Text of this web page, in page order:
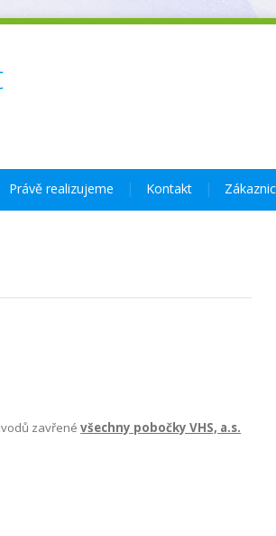
Právě realizujeme Kontakt
zavřené všechny pobočky VHS, a.s.